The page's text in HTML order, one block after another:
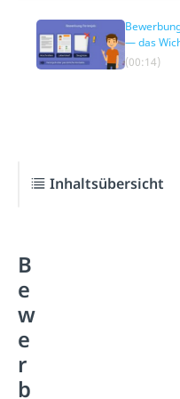
— das
(00:14)
Inhaltsübersicht
B
e
w
e
r
b